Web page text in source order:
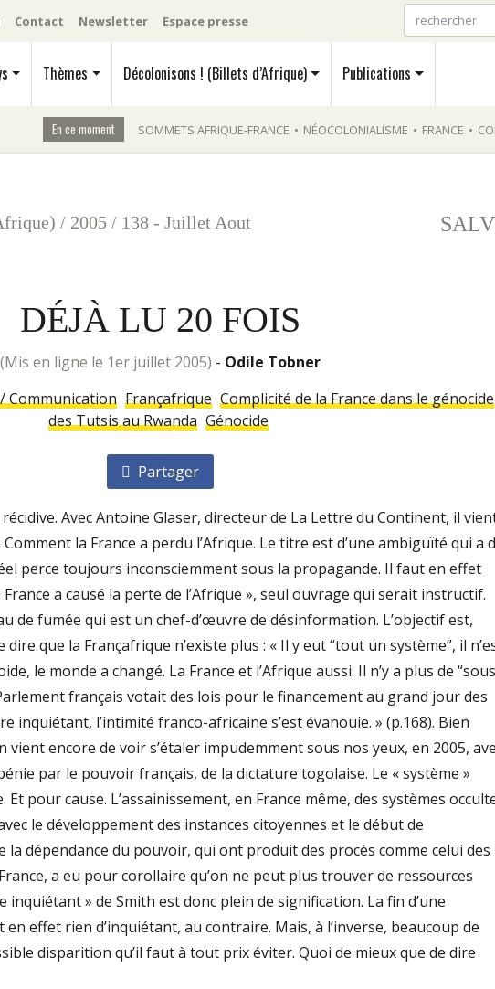
Contact Newsletter Espace presse
Thèmes Décolonisons ! (Billets d’Afrique) Publications
En ce moment SOMMETS AFRIQUE-FRANCE • NÉOCOLONIALISME • FRANCE •
/ 2005 / 138 - Juillet Aout
DÉJÀ LU 20 FOIS
(mis en ligne le 1er juillet 2005) - Odile Tobner
Communication Françafrique Complicité de la France dans le génocide
des Tutsis au Rwanda Génocide
Partager
Avec Antoine Glaser, directeur de La Lettre du Continent, il
la France a perdu l’Afrique. Le titre est d’une ambiguïté qui a
perce toujours inconsciemment sous la propagande. Il faut en effet
a causé la perte de l’Afrique », seul ouvrage qui serait instructif.
de fumée qui est un chef-d’œuvre de désinformation. L’objectif est,
que la Françafrique n’existe plus : « Il y eut “tout un système”, il
le monde a changé. La France et l’Afrique aussi. Il n’y a plus de
français votait des lois pour le financement au grand jour des
inquiétant, l’intimité franco-africaine s’est évanouie. » (p.168). Bien
vient encore de voir s’étaler impudemment sous nos yeux, en 2005,
par le pouvoir français, de la dictature togolaise. Le « système »
pour cause. L’assainissement, en France même, des systèmes
le développement des instances citoyennes et le début de
la dépendance du pouvoir, qui ont produit des procès comme celui des
France, a eu pour corollaire qu’on ne peut plus trouver de ressources
inquiétant » de Smith est donc plein de signification. La fin d’une
en effet rien d’inquiétant, au contraire. Mais, à l’inverse, beaucoup de
disparition qu’il faut à tout prix éviter. Quoi de mieux que de dire